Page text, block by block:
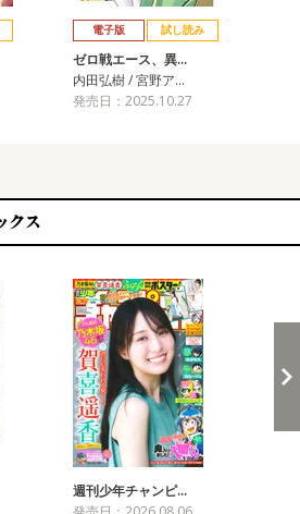
電子版 試し読み
ゼロ戦エース、異…
内田弘樹 / 宮野ア…
発売日：2025.10.27
週刊少年チャンピ…